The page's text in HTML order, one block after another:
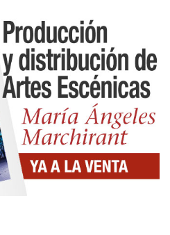
en lo que atañe a las
Además, supongo
superada la vieja
y el
del arte del teatro.
obra titulada UN
le echa un pulso al viejo
occidental es en el
respecto al